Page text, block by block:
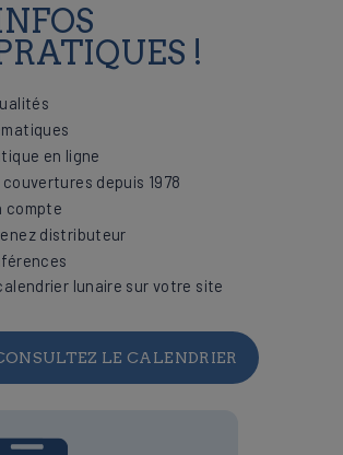
!
en ligne
couvertures depuis 1978
compte
distributeur
lunaire sur votre site
LE CALENDRIER